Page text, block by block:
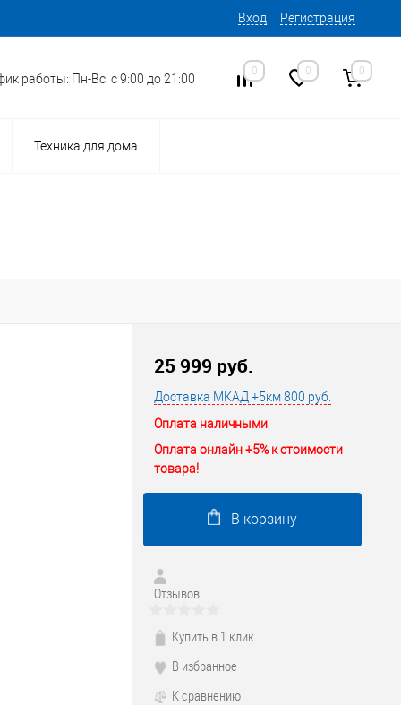
Вход Регистрация
работы: Пн-Вс: с 9:00 до 21:00
0 0 0
Техника для дома
25 999 руб.
Доставка МКАД +5км 800 руб.
Оплата наличными
Оплата онлайн +5% к стоимости
товара!
В корзину
Отзывов:
Купить в 1 клик
В избранное
К сравнению